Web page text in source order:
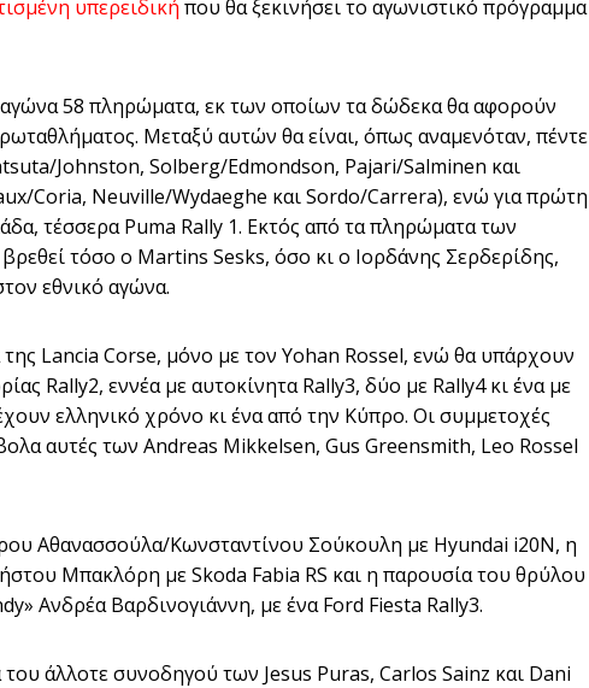
υπερειδική που θα ξεκινήσει το αγωνιστικό πρόγραμμα
αγώνα 58 πληρώματα, εκ των οποίων τα δώδεκα θα αφορούν
Μεταξύ αυτών θα είναι, όπως αναμενόταν, πέντε
Johnston, Solberg/Edmondson, Pajari/Salminen και
Coria, Neuville/Wydaeghe και Sordo/Carrera), ενώ για πρώτη
τέσσερα Puma Rally 1. Εκτός από τα πληρώματα των
τόσο ο Martins Sesks, όσο κι ο Ιορδάνης Σερδερίδης,
εθνικό αγώνα.
της Lancia Corse, μόνο με τον Yohan Rossel, ενώ θα υπάρχουν
Rally2, εννέα με αυτοκίνητα Rally3, δύο με Rally4 κι ένα με
ελληνικό χρόνο κι ένα από την Κύπρο. Οι συμμετοχές
αυτές των Andreas Mikkelsen, Gus Greensmith, Leo Rossel
Αθανασσούλα/Κωνσταντίνου Σούκουλη με Hyundai i20N, η
Μπακλόρη με Skoda Fabia RS και η παρουσία του θρύλου
Ανδρέα Βαρδινογιάννη, με ένα Ford Fiesta Rally3.
άλλοτε συνοδηγού των Jesus Puras, Carlos Sainz και Dani